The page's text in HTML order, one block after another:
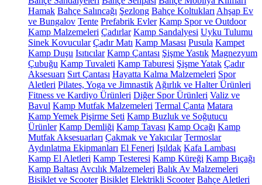
Hamak Bahçe Salıncağı Şezlong Bahçe Koltukları Ahşap Ev
ve Bungalov Tente Prefabrik Evler Kamp Spor ve Outdoor
Kamp Malzemeleri Çadırlar Kamp Sandalyesi Uyku Tulumu
Sinek Kovucular Çadır Matı Kamp Masası Pusula Kampet
Kamp Duşu Isıtıcılar Kamp Çantası Şişme Yastık Magnezyum
Çubuğu Kamp Tuvaleti Kamp Taburesi Şişme Yatak Çadır
Aksesuarı Sırt Çantası Hayatta Kalma Malzemeleri Spor
Aletleri Pilates, Yoga ve Jimnastik Ağırlık ve Halter Ürünleri
Fitness ve Kardiyo Ürünleri Diğer Spor Ürünleri Valiz ve
Bavul Kamp Mutfak Malzemeleri Termal Çanta Matara
Kamp Yemek Pişirme Seti Kamp Buzluk ve Soğutucu
Ürünler Kamp Demliği Kamp Tavası Kamp Ocağı Kamp
Mutfak Aksesuarları Çakmak ve Yakıcılar Termoslar
Aydınlatma Ekipmanları El Feneri Işıldak Kafa Lambası
Kamp El Aletleri Kamp Testeresi Kamp Küreği Kamp Bıçağı
Kamp Baltası Avcılık Malzemeleri Balık Av Malzemeleri
Bisiklet ve Scooter Bisiklet Elektrikli Scooter Bahçe Aletleri